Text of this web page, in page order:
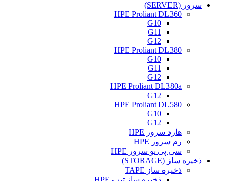
سرور (SERVER)
HPE Proliant DL360
G10
G11
G12
HPE Proliant DL380
G10
G11
G12
HPE Proliant DL380a
G12
HPE Proliant DL580
G10
G12
هارد سرور HPE
رم سرور HPE
سی پی یو سرور HPE
ذخیره ساز (STORAGE)
ذخیره ساز TAPE